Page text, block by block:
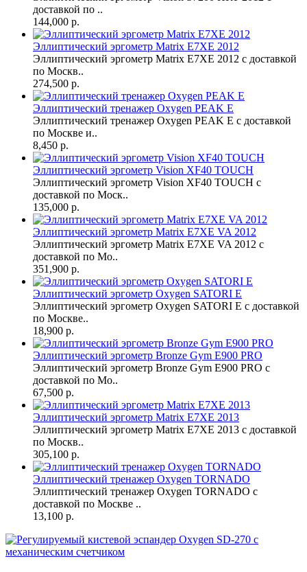
доставкой по ..
144,000 р.
Эллиптический эргометр Matrix E7XE 2012
Эллиптический эргометр Matrix E7XE 2012 с доставкой
по Москв..
274,500 р.
Эллиптический тренажер Oxygen PEAK Е
Эллиптический тренажер Oxygen PEAK Е с доставкой
по Москве и..
8,450 р.
Эллиптический эргометр Vision XF40 TOUCH
Эллиптический эргометр Vision XF40 TOUCH с
доставкой по Моск..
135,000 р.
Эллиптический эргометр Matrix E7XE VA 2012
Эллиптический эргометр Matrix E7XE VA 2012 с
доставкой по Мо..
351,900 р.
Эллиптический эргометр Oxygen SATORI E
Эллиптический эргометр Oxygen SATORI E с доставкой
по Москве..
18,900 р.
Эллиптический эргометр Bronze Gym E900 PRO
Эллиптический эргометр Bronze Gym E900 PRO с
доставкой по Мо..
67,500 р.
Эллиптический эргометр Matrix E7XE 2013
Эллиптический эргометр Matrix E7XE 2013 с доставкой
по Москв..
305,100 р.
Эллиптический тренажер Oxygen TORNADO
Эллиптический тренажер Oxygen TORNADO с
доставкой по Москве ..
13,100 р.